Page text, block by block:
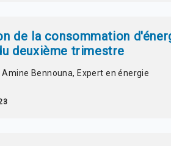
de la consommation
deuxième trimestre
Amine Bennouna, Expert en énergie